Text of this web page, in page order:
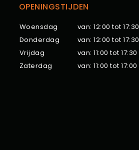
OPENINGSTIJDEN
Woensdag
van: 12:00 tot 17:30
Donderdag
van: 12:00 tot 17:30
Vrijdag
van: 11:00 tot 17:30
Zaterdag
van: 11:00 tot 17:00